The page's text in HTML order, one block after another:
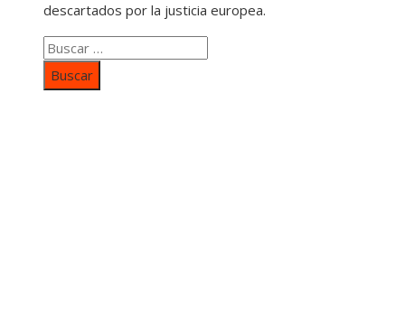
descartados por la justicia europea.
Buscar: